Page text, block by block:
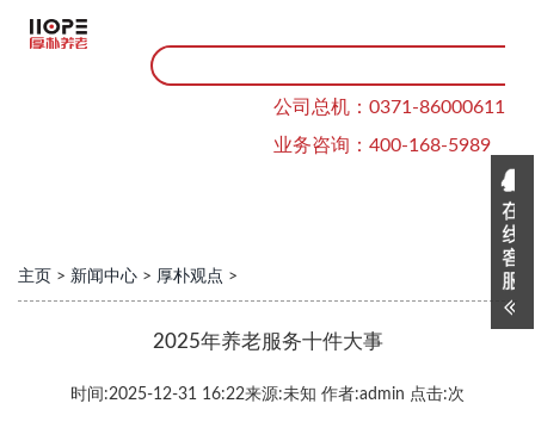
公司总机：0371-86000611
业务咨询：400-168-5989
主页 > 新闻中心 > 厚朴观点 >
2025年养老服务十件大事
时间:2025-12-31 16:22来源:未知 作者:admin 点击:次